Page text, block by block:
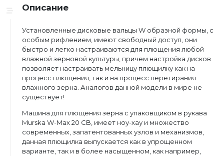
Описание
Установленные дисковые вальцы W образной формы, с
особым рифлением, имеют свободный доступ, они
быстро и легко настраиваются для плющения любой
влажной зерновой культуры, причем настройка дисков
позволяет настраивать мельницу плющилку как на
процесс плющения, так и на процесс перетирания
влажного зерна. Аналогов данной модели в мире не
существует!
Машина для плющения зерна с упаковщиком в рукава
Murska W-Max 20 CB, имеет ноу-хау и множество
современных, запатентованных узлов и механизмов,
данная плющилка выпускается как в упрощенном
варианте, так и в более насыщенном, как например,